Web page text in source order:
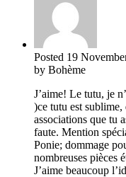
Posted 19
by Bohème
J’aime! Le tutu, je
)ce tutu est sublime,
associations que tu
faute. Mention
Ponie; dommage
nombreuses pièces
J’aime beaucoup